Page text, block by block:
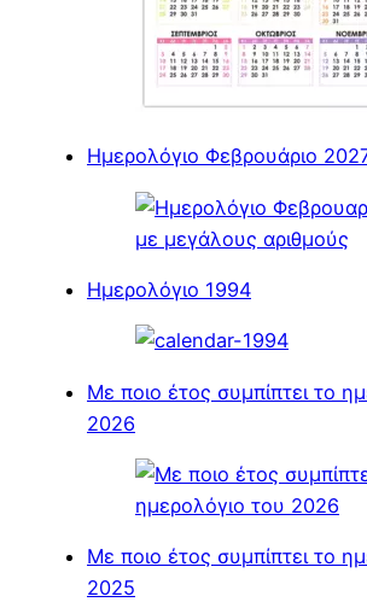
Ημερολόγιο Φεβρουάριο
Ημερολόγιο 1994
Με ποιο έτος συμπίπτει το
2026
Με ποιο έτος συμπίπτει το
2025